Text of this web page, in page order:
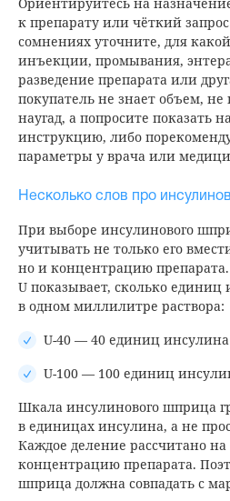
к препарату или чёткий
сомнениях уточните, для
инъекции, промывания,
разведение препарата или
покупатель не знает объем,
наугад, а попросите показать
инструкцию, либо
параметры у врача или
Несколько слов про
При выборе инсулинового
учитывать не только его
но и концентрацию
U показывает, сколько единиц
в одном миллилитре раствора:
U-40 — 40 единиц
U-100 — 100 единиц
Шкала инсулинового шприца
в единицах инсулина, а не
Каждое деление рассчитано
концентрацию препарата.
шприца должна совпадать с